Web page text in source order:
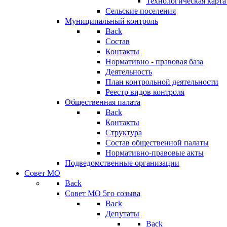
Сельские поселения
Муниципальный контроль
Back
Состав
Контакты
Нормативно - правовая база
Деятельность
План контрольной деятельности
Реестр видов контроля
Общественная палата
Back
Контакты
Структура
Состав общественной палаты
Нормативно-правовые акты
Подведомственные организации
Совет МО
Back
Совет МО 5го созыва
Back
Депутаты
Back